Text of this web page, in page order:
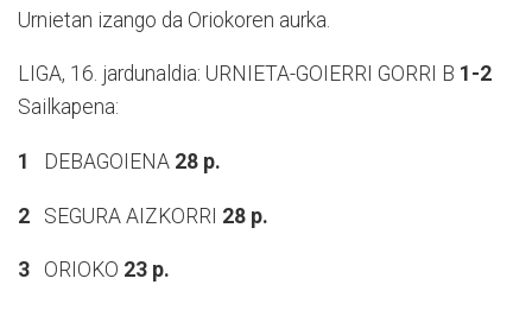
Urnietan izango da Oriokoren aurka.
LIGA, 16. jardunaldia: URNIETA-GOIERRI GORRI B 1-2
Sailkapena:
1 DEBAGOIENA 28 p.
2 SEGURA AIZKORRI 28 p.
3 ORIOKO 23 p.